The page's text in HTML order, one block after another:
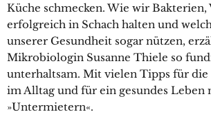
Küche schmecken. Wie wir Bakterien,
erfolgreich in Schach halten und
unserer Gesundheit sogar nützen,
Mikrobiologin Susanne Thiele so
unterhaltsam. Mit vielen Tipps für
im Alltag und für ein gesundes Leben
»Untermietern«.